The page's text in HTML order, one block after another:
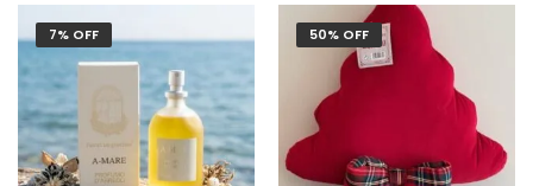
7% OFF 50% OFF